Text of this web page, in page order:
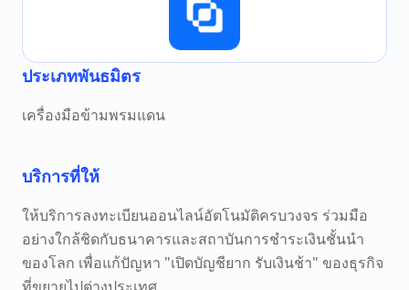
ประเภทพันธมิตร
เครื่องมือข้ามพรมแดน
บริการที่ให้
ให้บริการลงทะเบียนออนไลน์อัตโนมัติครบวงจร ร่วมมือ
อย่างใกล้ชิดกับธนาคารและสถาบันการชำระเงินชั้นนำ
ของโลก เพื่อแก้ปัญหา "เปิดบัญชียาก รับเงินช้า" ของธุรกิจ